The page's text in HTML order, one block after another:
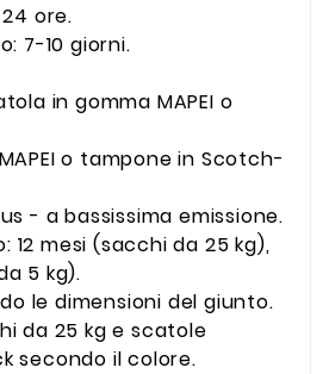
ore.
7-10 giorni.
in gomma MAPEI o
o tampone in Scotch-
- a bassissima emissione.
12 mesi (sacchi da 25 kg),
5 kg).
le dimensioni del giunto.
da 25 kg e scatole
secondo il colore.